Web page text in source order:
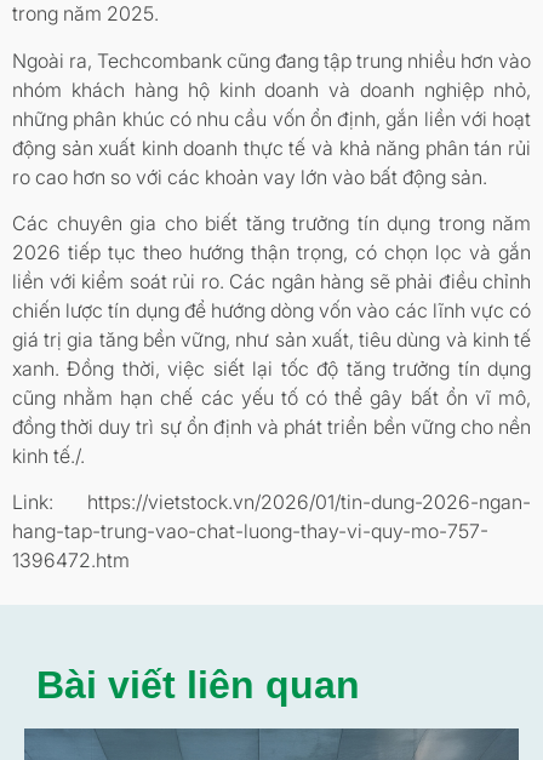
trong năm 2025.
Ngoài ra, Techcombank cũng đang tập trung nhiều hơn vào
nhóm khách hàng hộ kinh doanh và doanh nghiệp nhỏ,
những phân khúc có nhu cầu vốn ổn định, gắn liền với hoạt
động sản xuất kinh doanh thực tế và khả năng phân tán rủi
ro cao hơn so với các khoản vay lớn vào bất động sản.
Các chuyên gia cho biết tăng trưởng tín dụng trong năm
2026 tiếp tục theo hướng thận trọng, có chọn lọc và gắn
liền với kiểm soát rủi ro. Các ngân hàng sẽ phải điều chỉnh
chiến lược tín dụng để hướng dòng vốn vào các lĩnh vực có
giá trị gia tăng bền vững, như sản xuất, tiêu dùng và kinh tế
xanh. Đồng thời, việc siết lại tốc độ tăng trưởng tín dụng
cũng nhằm hạn chế các yếu tố có thể gây bất ổn vĩ mô,
đồng thời duy trì sự ổn định và phát triển bền vững cho nền
kinh tế./.
Link: https://vietstock.vn/2026/01/tin-dung-2026-ngan-
hang-tap-trung-vao-chat-luong-thay-vi-quy-mo-757-
1396472.htm
Bài viết liên quan